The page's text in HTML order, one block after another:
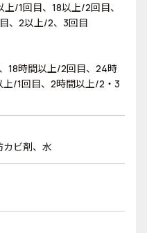
/1回目、18以上/2回目、
、2以上/2、3回目
18時間以上/2回目、24時
/1回目、2時間以上/2・3
ビ剤、水